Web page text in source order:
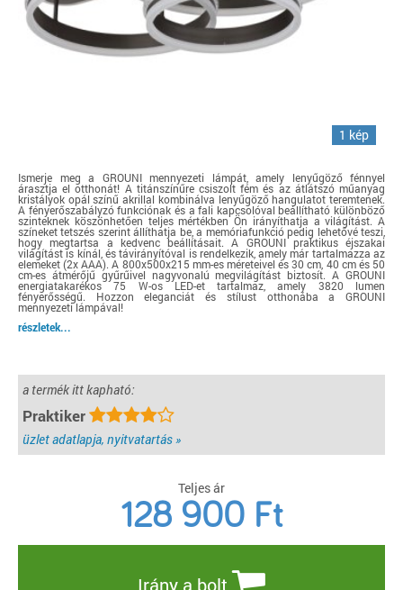
1 kép
Ismerje meg a GROUNI mennyezeti lámpát, amely lenyűgöző fénnyel
árasztja el otthonát! A titánszínűre csiszolt fém és az átlátszó műanyag
kristályok opál színű akrillal kombinálva lenyűgöző hangulatot teremtenek.
A fényerőszabályzó funkciónak és a fali kapcsolóval beállítható különböző
szinteknek köszönhetően teljes mértékben Ön irányíthatja a világítást. A
színeket tetszés szerint állíthatja be, a memóriafunkció pedig lehetővé teszi,
hogy megtartsa a kedvenc beállításait. A GROUNI praktikus éjszakai
világítást is kínál, és távirányítóval is rendelkezik, amely már tartalmazza az
elemeket (2x AAA). A 800x500x215 mm-es méreteivel és 30 cm, 40 cm és 50
cm-es átmérőjű gyűrűivel nagyvonalú megvilágítást biztosít. A GROUNI
energiatakarékos 75 W-os LED-et tartalmaz, amely 3820 lumen
fényerősségű. Hozzon eleganciát és stílust otthonába a GROUNI
mennyezeti lámpával!
részletek...
a termék itt kapható:
Praktiker
üzlet adatlapja, nyitvatartás »
Teljes ár
128 900 Ft
Irány a bolt